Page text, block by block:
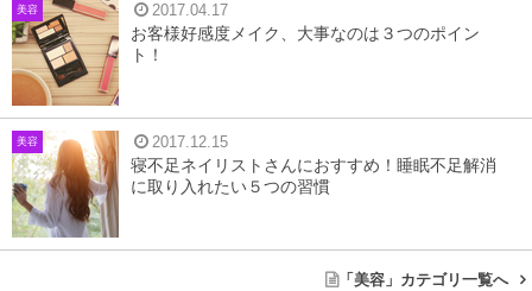
I nails 新宿店
口コミ件数(2016年8/10時点)： 467
美容 2017.04.17
お客様好感度メイク、大事なのは３つのポイン
ト！
美容 2017.12.15
寝不足ネイリストさんにおすすめ！睡眠不足解消
に取り入れたい５つの習慣
「美容」カテゴリ一覧へ